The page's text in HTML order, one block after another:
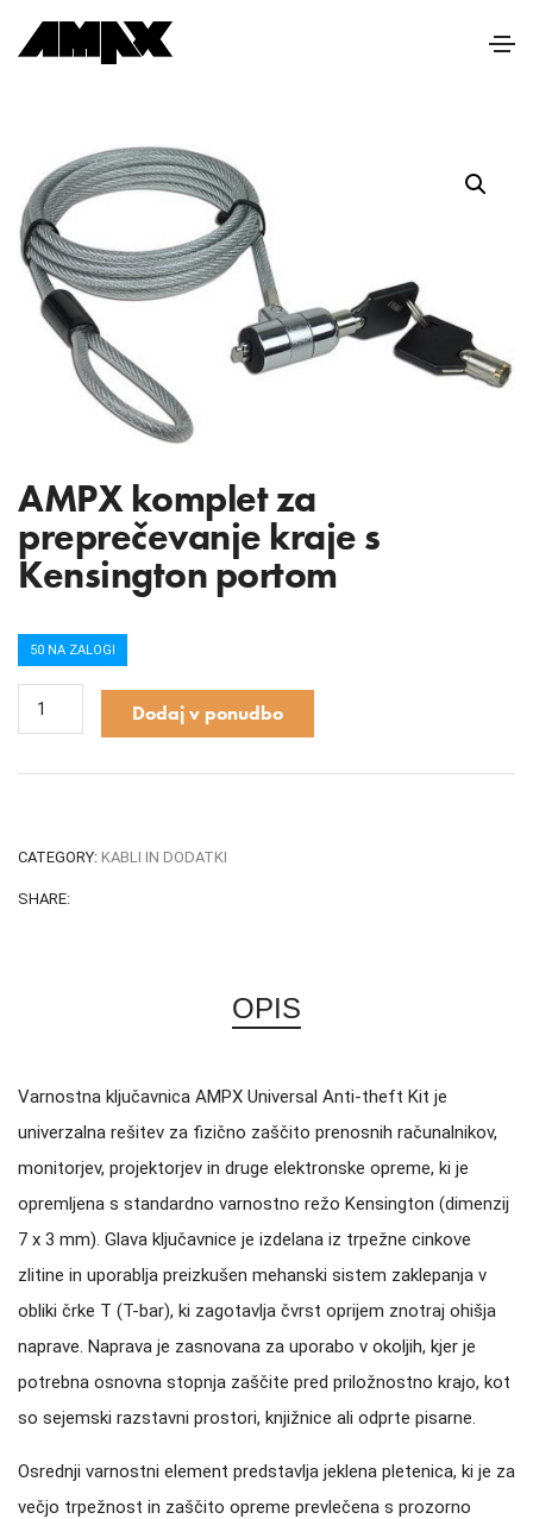
AMPX komplet za
preprečevanje kraje s
Kensington portom
50 NA ZALOGI
Dodaj v ponudbo
CATEGORY: KABLI IN DODATKI
SHARE:
OPIS
Varnostna ključavnica AMPX Universal Anti-theft Kit je
univerzalna rešitev za fizično zaščito prenosnih računalnikov,
monitorjev, projektorjev in druge elektronske opreme, ki je
opremljena s standardno varnostno režo Kensington (dimenzij
7 x 3 mm). Glava ključavnice je izdelana iz trpežne cinkove
zlitine in uporablja preizkušen mehanski sistem zaklepanja v
obliki črke T (T-bar), ki zagotavlja čvrst oprijem znotraj ohišja
naprave. Naprava je zasnovana za uporabo v okoljih, kjer je
potrebna osnovna stopnja zaščite pred priložnostno krajo, kot
so sejemski razstavni prostori, knjižnice ali odprte pisarne.
Osrednji varnostni element predstavlja jeklena pletenica, ki je za
večjo trpežnost in zaščito opreme prevlečena s prozorno